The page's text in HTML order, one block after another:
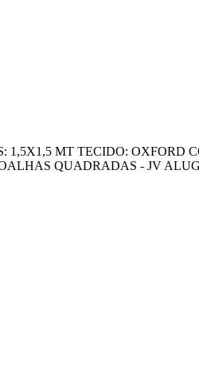
MT TECIDO: OXFORD
QUADRADAS - JV